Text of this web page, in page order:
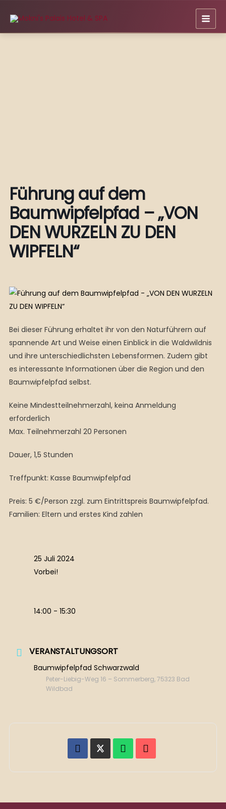
Inhalt
springen
Führung auf dem
Baumwipfelpfad – „VON
DEN WURZELN ZU DEN
WIPFELN“
Bei dieser Führung erhaltet ihr von den Naturführern auf
spannende Art und Weise einen Einblick in die Waldwildnis
und ihre unterschiedlichsten Lebensformen. Zudem gibt
es interessante Informationen über die Region und den
Baumwipfelpfad selbst.
Keine Mindestteilnehmerzahl, keina Anmeldung
erforderlich
Max. Teilnehmerzahl 20 Personen
Dauer, 1,5 Stunden
Treffpunkt: Kasse Baumwipfelpfad
Preis: 5 €/Person zzgl. zum Eintrittspreis Baumwipfelpfad.
Familien: Eltern und erstes Kind zahlen
25 Juli 2024
Vorbei!
14:00 - 15:30
VERANSTALTUNGSORT
Baumwipfelpfad Schwarzwald
Peter-Liebig-Weg 16 – Sommerberg, 75323 Bad
Wildbad